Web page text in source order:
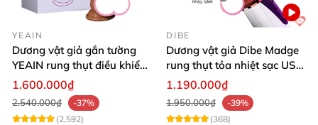
YEAIN
Dương vật giả gắn tường
YEAIN rung thụt điều khiển
từ xa tỏa nhiệt
1.600.000₫
2.540.000₫
-37%
(2,592)
DIBE
Dương vật giả Dibe Madge
rung thụt tỏa nhiệt sạc USB
siêu mềm mại
1.190.000₫
1.950.000₫
-39%
(368)